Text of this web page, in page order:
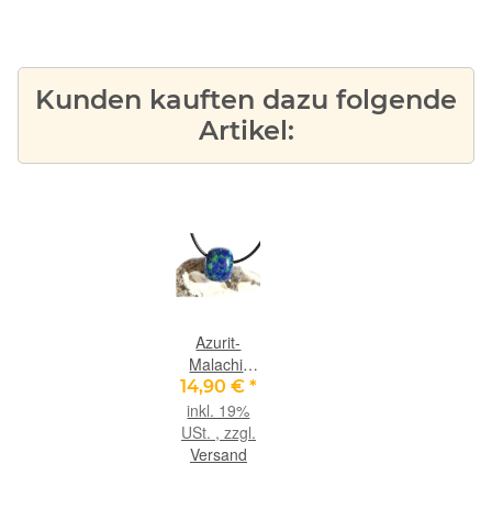
Kunden kauften dazu folgende
Artikel:
Azurit-
Malachit
(rek.)
Schmuckstein
Trommelstein
14,90 € *
inkl. 19%
USt. , zzgl.
Versand